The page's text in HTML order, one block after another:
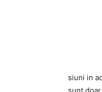
siuni in